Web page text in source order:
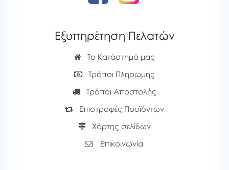
Εξυπηρέτηση Πελατών
Το Κατάστημά μας
Τρόποι Πληρωμής
Τρόποι Αποστολής
Επιστροφές Προϊόντων
Χάρτης σελίδων
Επικοινωνία